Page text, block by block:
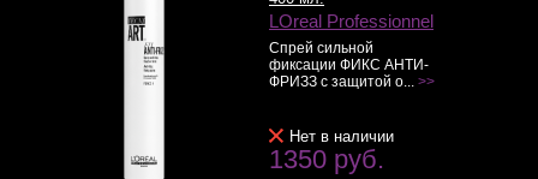
LOreal Professionnel
Спрей сильной
фиксации ФИКС АНТИ-
ФРИЗЗ с защитой о... >>
Нет в наличии
1350 руб.